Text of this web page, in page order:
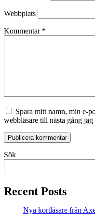
Webbplats
Kommentar *
Spara mitt namn, min e-
webbläsare till nästa gång
Sök
Recent Posts
Nya kortläsare från